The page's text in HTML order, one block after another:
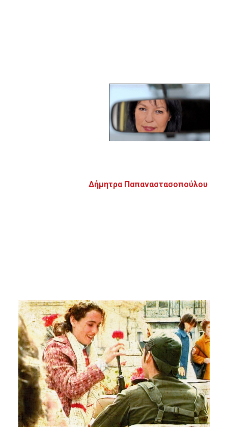
Δήμητρα Παπαναστασοπούλου